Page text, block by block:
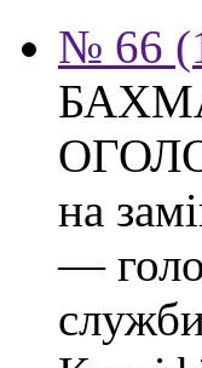
№ 66
на
—